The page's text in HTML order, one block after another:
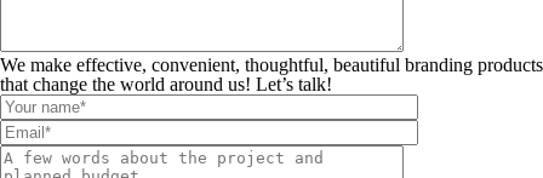
We make effective, convenient, thoughtful, beautiful branding products
that change the world around us! Let’s talk!